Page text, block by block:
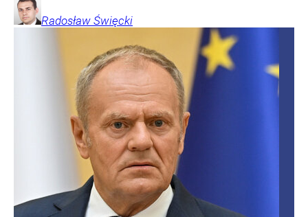
Radosław Święcki